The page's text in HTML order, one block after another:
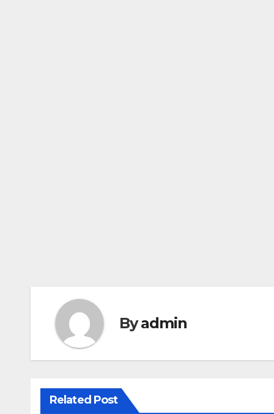
Byadmin
Related Post